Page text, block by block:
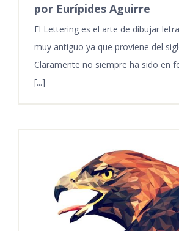
por Eurípides Aguirre
El Lettering es el arte de dibujar
muy antiguo ya que proviene del
Claramente no siempre ha sido en
[...]